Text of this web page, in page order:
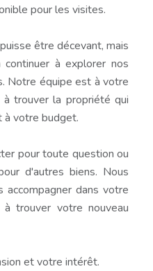
pour les visites.
être décevant, mais
continuer à explorer nos
Notre équipe est à votre
trouver la propriété qui
à votre budget.
pour toute question ou
d'autres biens. Nous
dans votre
trouver votre nouveau
et votre intérêt.